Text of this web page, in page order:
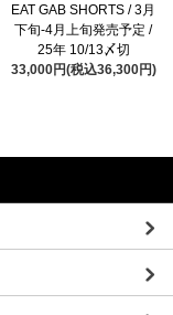
EAT GAB SHORTS / 3月
下旬-4月上旬発売予定 /
25年 10/13〆切
33,000円(税込36,300円)